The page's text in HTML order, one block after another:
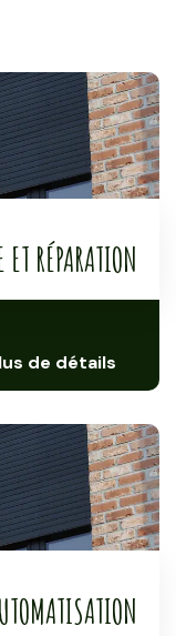
de détails
RÉPARATION